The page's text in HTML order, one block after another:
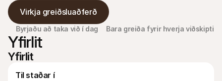
Virkja greiðsluaðferð
Byrjaðu að taka við í dag Bara greiða fyrir hverja viðskipti
Yfirlit
Yfirlit
Til staðar í
Samstarfsaðilar
Fyrir umboðsskrifstofur
Kynntu þér samstarfsaðilaáætlun okkar fyrir
umboðsskrifstofur
Fyrir